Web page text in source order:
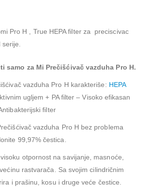
Pro H , True HEPA filter za preciscivac
samo za Mi Prečišćivač vazduha Pro H.
vazduha Pro H karakteriše: HEPA
ugljem + PA filter – Visoko efikasan
filter
vazduha Pro H bez problema
99,97% čestica.
otpornost na savijanje, masnoće,
rastvarača. Sa svojim cilindričnim
i prašinu, kosu i druge veće čestice.